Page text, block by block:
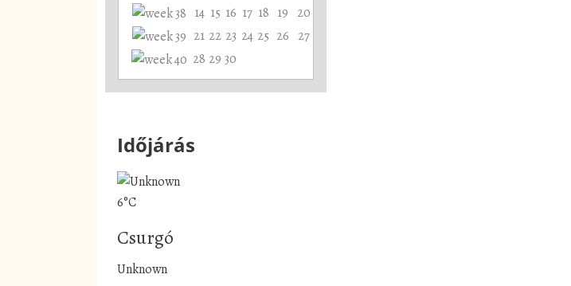
14 15 16 17 18 19 20
21 22 23 24 25 26 27
28 29 30
Időjárás
6°C
Csurgó
Unknown